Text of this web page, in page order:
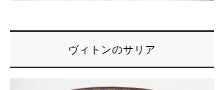
ヴィトンのサリア